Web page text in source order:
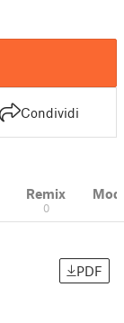
Condividi
Remix
0
PDF